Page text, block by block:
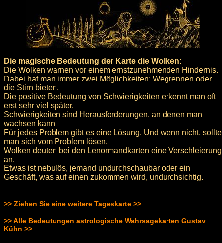
Die magische Bedeutung der Karte die Wolken:
Die Wolken warnen vor einem ernstzunehmenden Hindernis.
Dabei hat man immer zwei Möglichkeiten: Wegrennen oder
die Stirn bieten.
Die positive Bedeutung von Schwierigkeiten erkennt man oft
erst sehr viel später.
Schwierigkeiten sind Herausforderungen, an denen man
wachsen kann.
Für jedes Problem gibt es eine Lösung. Und wenn nicht, sollte
man sich vom Problem lösen.
Wolken deuten bei den Lenormandkarten eine Verschleierung
an.
Etwas ist nebulös, jemand undurchschaubar oder ein
Geschäft, was auf einen zukommen wird, undurchsichtig.
>> Ziehen Sie eine weitere Tageskarte >>
>> Alle Bedeutungen astrologische Wahrsagekarten Gustav
Kühn >>